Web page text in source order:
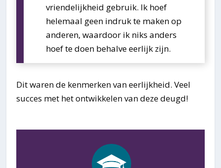
vriendelijkheid gebruik. Ik hoef
helemaal geen indruk te maken op
anderen, waardoor ik niks anders
hoef te doen behalve eerlijk zijn.
Dit waren de kenmerken van eerlijkheid. Veel
succes met het ontwikkelen van deze deugd!